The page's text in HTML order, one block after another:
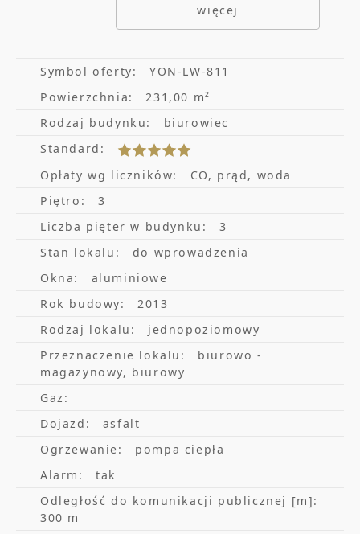
systemy klimatyzacji i wentylacji oraz
zabezpieczenie energetyczne zapewniające
ciągłość pracy.
sale konferencyjne oraz aneksy
kuchenne w częściach wspólnych
infrastruktura dla rowerzystów
dwupoziomowa hala garażowa na 90
aut
ogólnodostępny plac parkingowy przy
budynku
podłogi podniesione/techniczne
zapewniające elastyczność pracy
łącze światłowodowe
czynsz 15,25 EUR/mkw
opłata eksploatacyjna 21,93 PLN/mkw
więcej
Symbol oferty:
YON-LW-811
Powierzchnia:
231,00 m²
Rodzaj budynku:
biurowiec
Standard:
Opłaty wg liczników:
CO, prąd, woda
Piętro:
3
Liczba pięter w budynku:
3
Stan lokalu:
do wprowadzenia
Okna:
aluminiowe
Rok budowy:
2013
Rodzaj lokalu:
jednopoziomowy
Przeznaczenie lokalu:
biurowo -
magazynowy, biurowy
Gaz:
Dojazd:
asfalt
Ogrzewanie:
pompa ciepła
Alarm:
tak
Odległość do komunikacji publicznej [m]:
300 m